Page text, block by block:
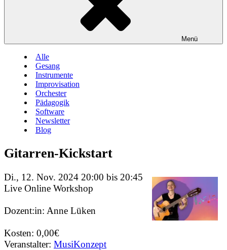
Menü
Alle
Gesang
Instrumente
Improvisation
Orchester
Pädagogik
Software
Newsletter
Blog
Gitarren-Kickstart
Di., 12. Nov. 2024 20:00 bis 20:45
Live Online Workshop
Dozent:in: Anne Lüken
Kosten: 0,00€
Veranstalter: MusiKonzept